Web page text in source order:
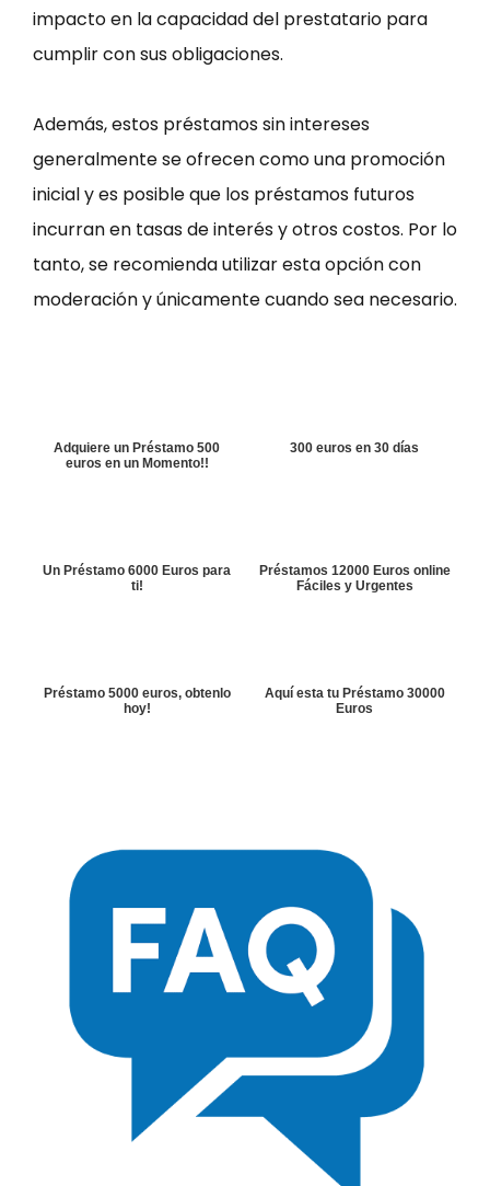
impacto en la capacidad del prestatario para
cumplir con sus obligaciones.
Además, estos préstamos sin intereses
generalmente se ofrecen como una promoción
inicial y es posible que los préstamos futuros
incurran en tasas de interés y otros costos. Por lo
tanto, se recomienda utilizar esta opción con
moderación y únicamente cuando sea necesario.
Adquiere un Préstamo 500
euros en un Momento!!
300 euros en 30 días
Un Préstamo 6000 Euros para
ti!
Préstamos 12000 Euros online
Fáciles y Urgentes
Préstamo 5000 euros, obtenlo
hoy!
Aquí esta tu Préstamo 30000
Euros